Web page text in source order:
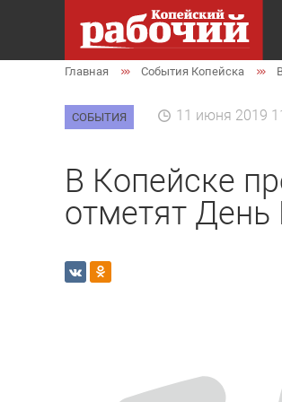
Главная События Копейска
СОБЫТИЯ 11 июня 2019
В Копейске
отметят День